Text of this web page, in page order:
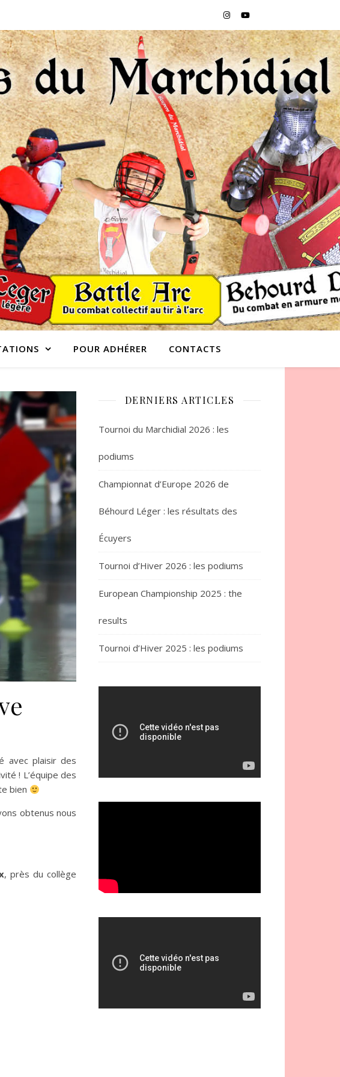
POUR ADHÉRER CONTACTS
avec plaisir des
! L’équipe des
bien
obtenus nous
, près du collège
DERNIERS ARTICLES
Tournoi du Marchidial 2026 : les
podiums
Championnat d’Europe 2026 de
Béhourd Léger : les résultats des
Écuyers
Tournoi d’Hiver 2026 : les podiums
European Championship 2025 : the
results
Tournoi d’Hiver 2025 : les podiums